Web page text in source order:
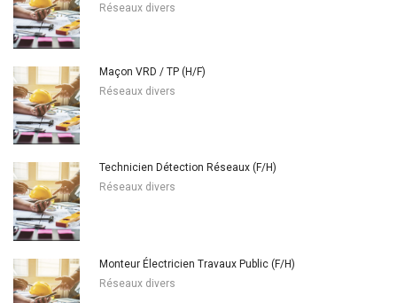
Réseaux divers
Maçon VRD / TP (H/F)
Réseaux divers
Technicien Détection Réseaux (F/H)
Réseaux divers
Monteur Électricien Travaux Public (F/H)
Réseaux divers